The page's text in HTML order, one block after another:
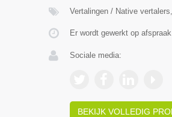
Vertalingen / Native
Er wordt gewerkt op
Sociale media:
BEKIJK VOLLEDIG